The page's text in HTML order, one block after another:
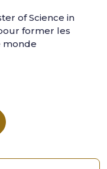
of Science in
former les
monde